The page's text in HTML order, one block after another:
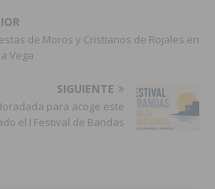
de Moros y Cristianos de Rojales en
Vega
SIGUIENTE
para acoge este
el I Festival de Bandas